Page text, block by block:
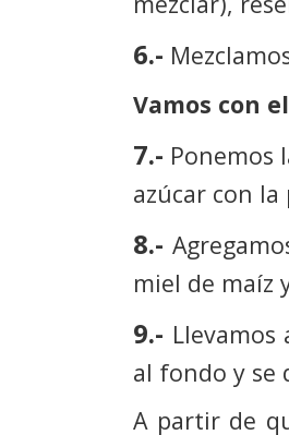
6.-
Vamos con
7.- Ponemos
azúcar con
8.-
miel de maíz
9.-
al fondo y se
A partir de